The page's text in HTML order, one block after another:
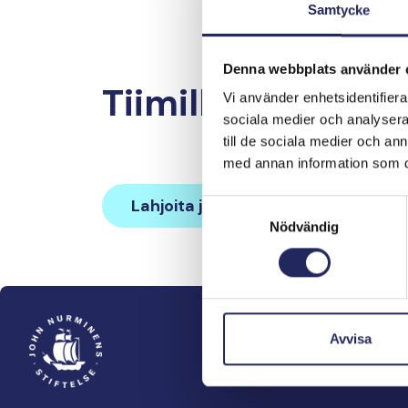
Samtycke
Denna webbplats använder
Vi använder
sociala medier och
till de sociala medier och
med annan information som
Samtyckesval
Nödvändig
Avvisa
Tiimille tehdyt
Lahjoita ja liity tähän tiimiin